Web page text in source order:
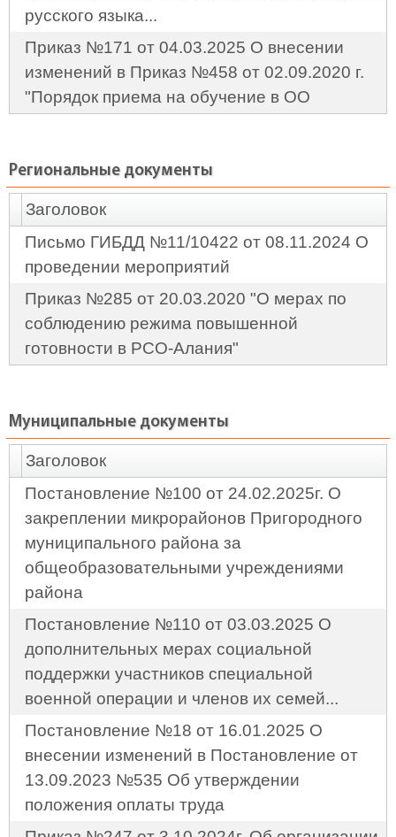
русского языка...
Приказ №171 от 04.03.2025 О внесении
изменений в Приказ №458 от 02.09.2020 г.
"Порядок приема на обучение в ОО
Региональные документы
Заголовок
Письмо ГИБДД №11/10422 от 08.11.2024 О
проведении мероприятий
Приказ №285 от 20.03.2020 "О мерах по
соблюдению режима повышенной
готовности в РСО-Алания"
Муниципальные документы
Заголовок
Постановление №100 от 24.02.2025г. О
закреплении микрорайонов Пригородного
муниципального района за
общеобразовательными учреждениями
района
Постановление №110 от 03.03.2025 О
дополнительных мерах социальной
поддержки участников специальной
военной операции и членов их семей...
Постановление №18 от 16.01.2025 О
внесении изменений в Постановление от
13.09.2023 №535 Об утверждении
положения оплаты труда